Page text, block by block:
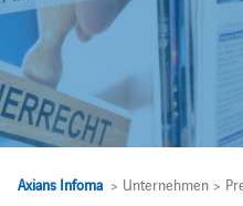
Axians Infoma> Unternehmen >